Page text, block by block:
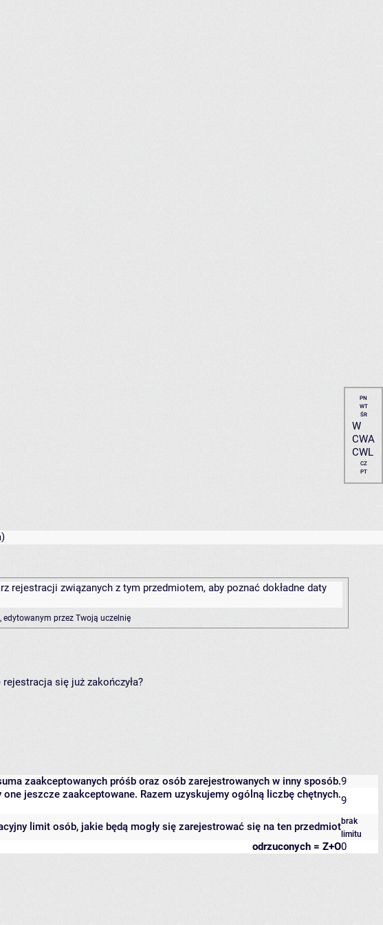
PN
WT
ŚR
W
CWA
CWL
CZ
PT
rejestracji związanych z tym przedmiotem, aby poznać dokładne daty
przez Twoją uczelnię
się już zakończyła?
zaakceptowanych próśb oraz osób zarejestrowanych w inny sposób.9
jeszcze zaakceptowane. Razem uzyskujemy ogólną liczbę chętnych.9
limit osób, jakie będą mogły się zarejestrować się na ten przedmiotbrak
limitu
odrzuconych = Z+O0